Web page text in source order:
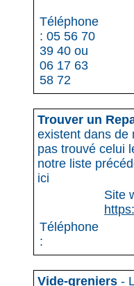
Téléphone
: 05 56 70
39 40 ou
06 17 63
58 72
Trouver un
existent dans de
pas trouvé celui
notre liste
ici
Site
Téléphone
:
Vide-greniers -